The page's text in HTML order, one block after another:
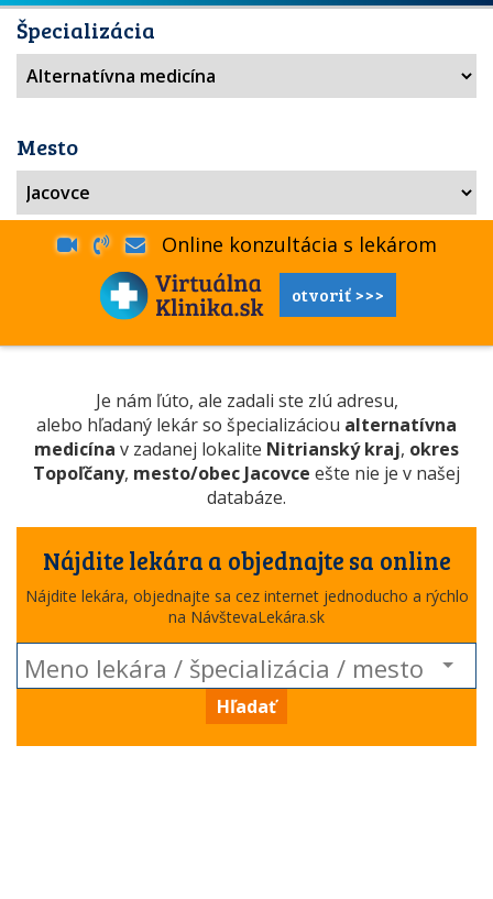
Špecializácia
Mesto
Online konzultácia s lekárom
otvoriť >>>
Je nám ľúto, ale zadali ste zlú adresu,
alebo hľadaný lekár so špecializáciou alternatívna
medicína v zadanej lokalite Nitrianský kraj, okres
Topoľčany, mesto/obec Jacovce ešte nie je v našej
databáze.
Nájdite lekára a objednajte sa online
Nájdite lekára, objednajte sa cez internet jednoducho a rýchlo
na NávštevaLekára.sk
Hľadať